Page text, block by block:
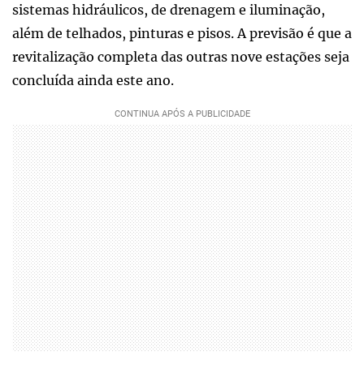
sistemas hidráulicos, de drenagem e iluminação,
além de telhados, pinturas e pisos. A previsão é que a
revitalização completa das outras nove estações seja
concluída ainda este ano.